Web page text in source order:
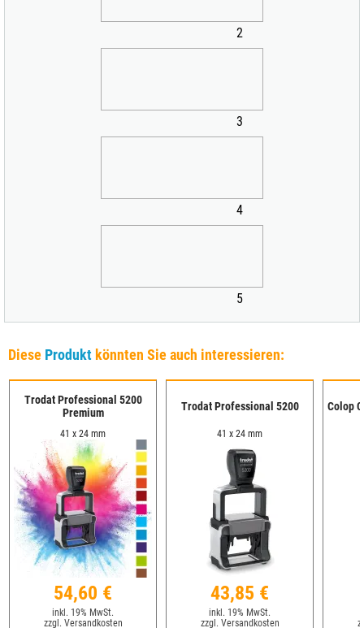
2
3
4
5
Diese Produkt könnten Sie auch interessieren:
Trodat Professional 5200
Premium
41 x 24 mm
54,60 €
inkl. 19% MwSt.
zzgl. Versandkosten
Trodat Professional 5200
41 x 24 mm
43,85 €
inkl. 19% MwSt.
zzgl. Versandkosten
Colop